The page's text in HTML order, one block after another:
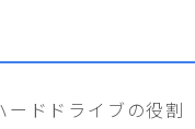
ドドライブの役割